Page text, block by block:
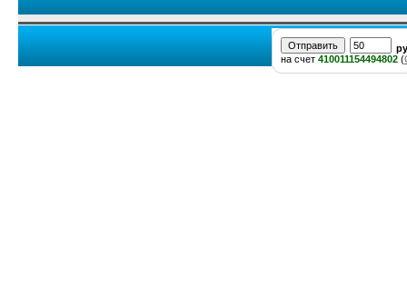
на счет 410011154494802 (